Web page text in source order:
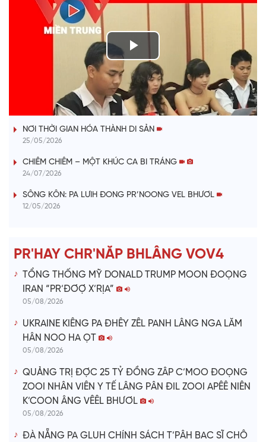
P
l
a
V
i
e
o
VÀI PHÚT DÀNH CHO QUẢNG BÁ
NƠI THỜI GIAN HÓA THÀNH DI SẢN
25/05/2026
CHIÊM CHIÊM – MỘT KHÚC CA BI TRÁNG
24/07/2026
SÔNG KÔN: PA LƯIH ĐONG PR’NOONG VEL BHƯƠL
12/05/2026
PR'HAY CHR'NĂP BHLÂNG VOV4
TỔNG THỐNG MỸ DONALD TRUMP MOON ĐOỌNG
IRAN “PR’ĐƠỢ X’RỊA”
05/08/2026
UKRAINE KIÊNG PA ĐHÊY ZÊL PANH LÂNG NGA LĂM
HÂN NOO HA ỌT
05/08/2026
QUẢNG TRỊ ĐỢC 25 TỶ ĐỒNG ZÂP C’MOO ĐOỌNG
ZOOI NHÂN VIÊN Y TẾ LÂNG PÂN ĐIL ZOOI APÊÊ NIÊN
K’COON ÂNG VÊÊL BHƯƠL
05/08/2026
ĐÀ NẴNG PA GLUH CHÍNH SÁCH T’PÂH BAC SĨ CHÔ